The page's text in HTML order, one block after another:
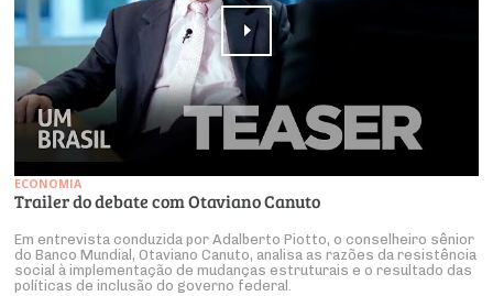
ECONOMIA
Trailer do debate com Otaviano Canuto
Em entrevista conduzida por Adalberto Piotto, o conselheiro sênior
do Banco Mundial, Otaviano Canuto, analisa as razões da resistência
social à implementação de mudanças estruturais e o resultado das
políticas de inclusão do governo federal.